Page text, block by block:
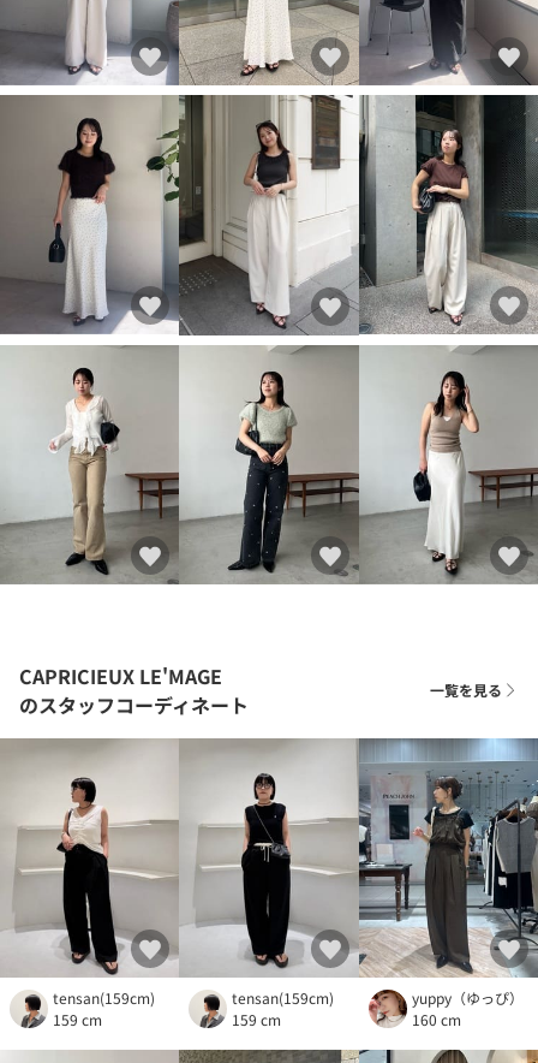
CAPRICIEUX LE'MAGE
のスタッフコーディネート
一覧を見る
tensan(159cm)
159 cm
tensan(159cm)
159 cm
yuppy（ゆっぴ）
160 cm